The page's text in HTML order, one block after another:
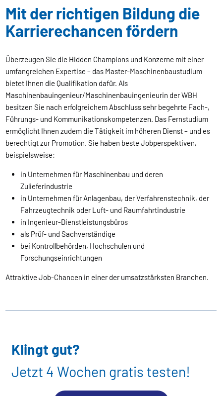
Mit der richtigen Bildung die
Karrierechancen fördern
Überzeugen Sie die Hidden Champions und Konzerne mit einer
umfangreichen Expertise – das Master-Maschinenbaustudium
bietet Ihnen die Qualifikation dafür. Als
Maschinenbauingenieur/Maschinenbauingenieurin der WBH
besitzen Sie nach erfolgreichem Abschluss sehr begehrte Fach-,
Führungs- und Kommunikationskompetenzen. Das Fernstudium
ermöglicht Ihnen zudem die Tätigkeit im höheren Dienst – und es
berechtigt zur Promotion. Sie haben beste Jobperspektiven,
beispielsweise:
in Unternehmen für Maschinenbau und deren
Zulieferindustrie
in Unternehmen für Anlagenbau, der Verfahrenstechnik, der
Fahrzeugtechnik oder Luft- und Raumfahrtindustrie
in Ingenieur-Dienstleistungsbüros
als Prüf- und Sachverständige
bei Kontrollbehörden, Hochschulen und
Forschungseinrichtungen
Attraktive Job-Chancen in einer der umsatzstärksten Branchen.
Klingt gut?
Jetzt 4 Wochen gratis testen!